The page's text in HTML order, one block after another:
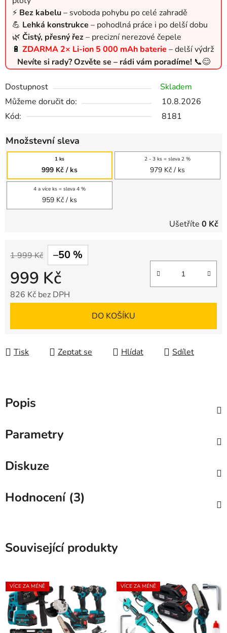
⚡ Bez kabelu– svoboda pohybu po celé zahradě
💪 Lehká konstrukce – pohodlná práce i po delší dobu
🌿 Čistý, přesný řez– precizní nerezové čepele
🔋 ZDARMA 2× Li-ion 5 000 mAh baterie – delší výdrž
Nevíte si rady? Ozvěte se – rádi vám poradíme! 📞😊
Dostupnost
Skladem
Můžeme doručit do:
10.8.2026
Kód:
8181
Množstevní sleva
1 ks
999 Kč / ks
2 - 3 ks = sleva 2 %
979 Kč / ks
4 a více ks = sleva 4 %
959 Kč / ks
Ušetříte 0 Kč
1 999 Kč –50 %
999 Kč
826 Kč bez DPH
DO KOŠÍKU
Tisk Zeptat se Hlídat Sdílet
Popis
Parametry
Diskuze
Hodnocení (3)
Související produkty
VÍCE ZA MÉNĚ VÍCE ZA MÉNĚ